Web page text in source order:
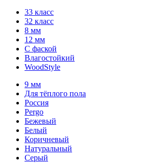
33 класс
32 класс
8 мм
12 мм
С фаской
Влагостойкий
WoodStyle
9 мм
Для тёплого пола
Россия
Pergo
Бежевый
Белый
Коричневый
Натуральный
Серый